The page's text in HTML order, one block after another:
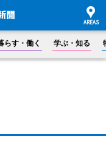
らす・働く 学ぶ・知る